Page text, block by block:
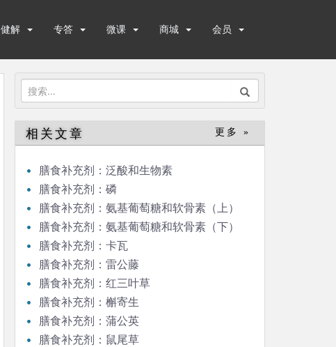
健解 专答 微课 商城 会员
搜
索：
相关文章 更多 »
膳食补充剂：泛酸和生物素
膳食补充剂：磷
膳食补充剂：氨基葡萄糖和软骨素（上）
膳食补充剂：氨基葡萄糖和软骨素（下）
膳食补充剂：卡瓦
膳食补充剂：雷公藤
膳食补充剂：红三叶草
膳食补充剂：槲寄生
膳食补充剂：蒲公英
膳食补充剂：鼠尾草